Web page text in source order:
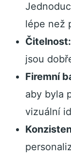
lépe než
Čitelnost:
jsou
Firemní
aby byla
vizuální